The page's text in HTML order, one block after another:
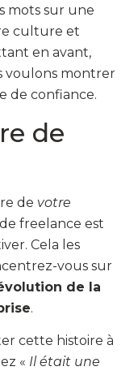
mots sur une
culture et
en avant,
voulons montrer
de confiance.
de
de votre
freelance est
Cela les
vous sur
de la
.
cette histoire à
« Il était une